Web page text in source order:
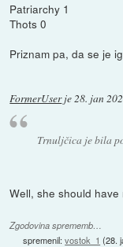
Patriarchy 1
Thots 0
Priznam pa, da se je
FormerUserje28. jan
Trnuljčica je bila
Well, she should
Zgodovina sprememb…
spremenil:vostok_1 (28.